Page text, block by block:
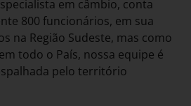
em câmbio, conta
800 funcionários, em sua
na Região Sudeste, mas como
todo o País, nossa equipe é
pelo território